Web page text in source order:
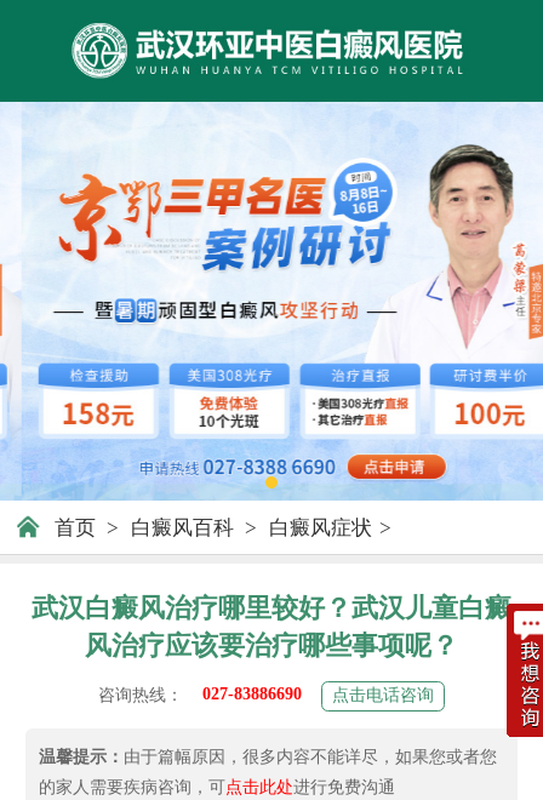
首页 > 白癜风百科 > 白癜风症状 >
武汉白癜风治疗哪里较好？武汉儿童白癜
风治疗应该要治疗哪些事项呢？
咨询热线： 027-83886690 点击电话咨询
温馨提示： 由于篇幅原因，很多内容不能详尽，如果您或者您
的家人需要疾病咨询，可点击此处进行免费沟通